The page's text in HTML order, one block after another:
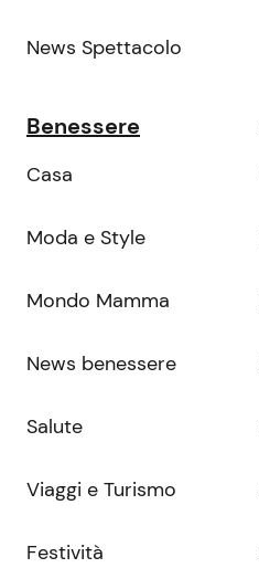
News Spettacolo
Benessere
Casa
Moda e Style
Mondo Mamma
News benessere
Salute
Viaggi e Turismo
Festività